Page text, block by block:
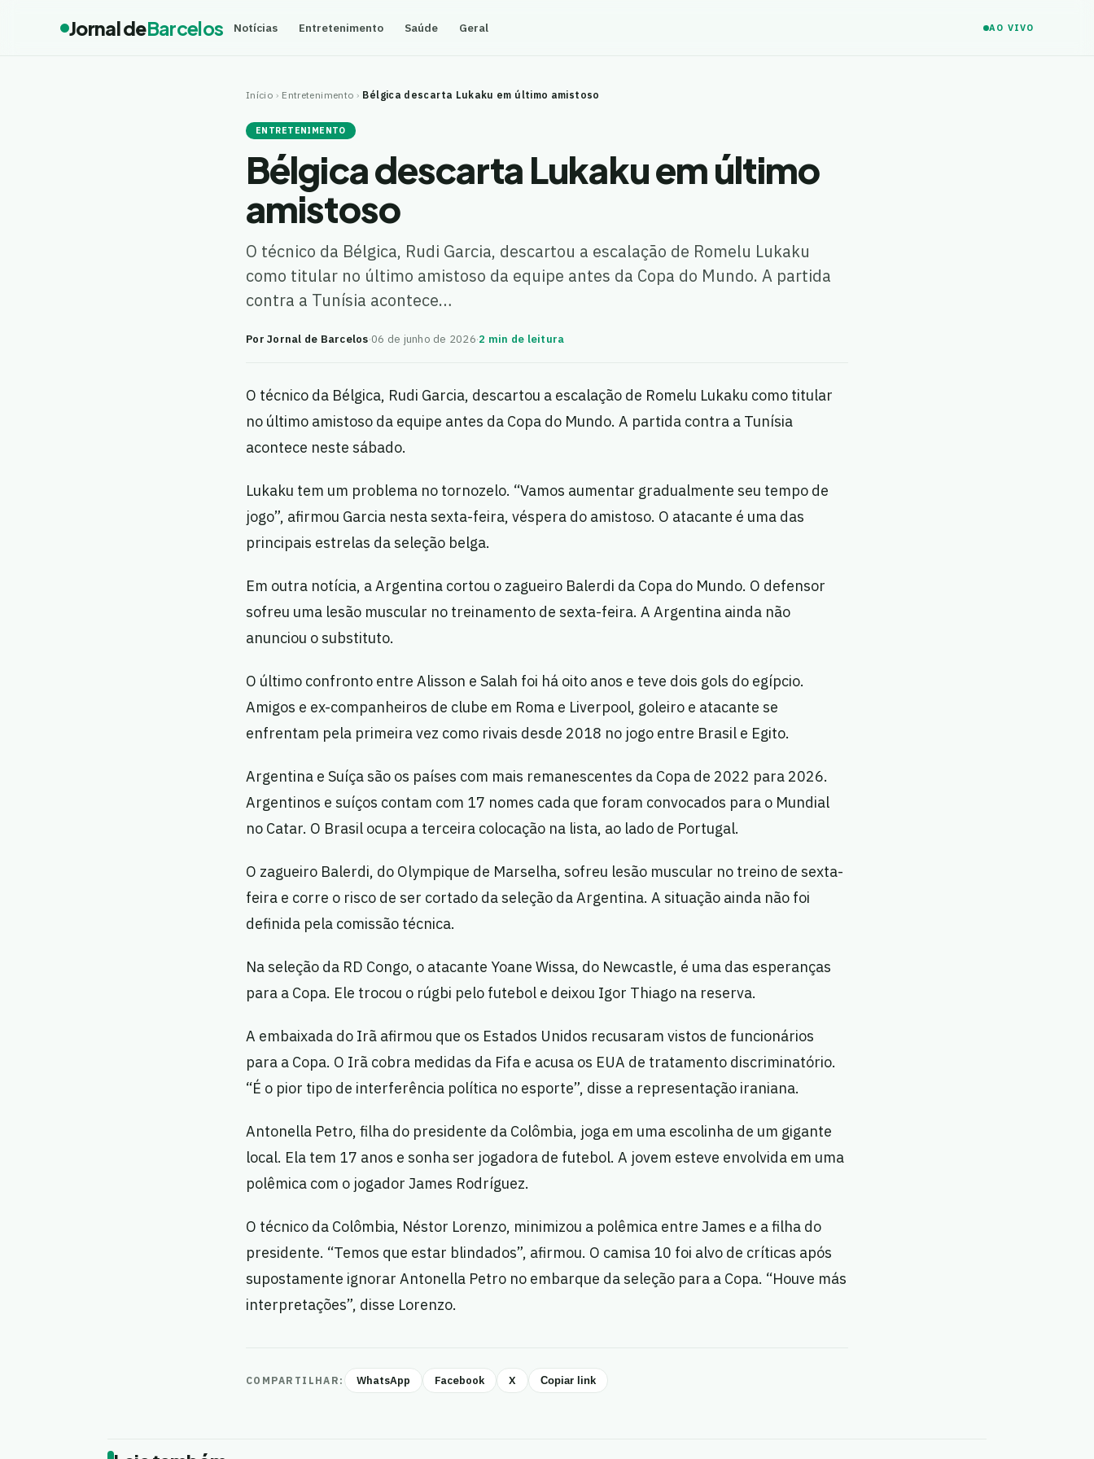
Jornal deBarcelos Notícias Entretenimento Saúde Geral AO VIVO
Início › Entretenimento › Bélgica descarta Lukaku em último amistoso
ENTRETENIMENTO
Bélgica descarta Lukaku em último
amistoso
O técnico da Bélgica, Rudi Garcia, descartou a escalação de Romelu Lukaku
como titular no último amistoso da equipe antes da Copa do Mundo. A partida
contra a Tunísia acontece…
Por Jornal de Barcelos·06 de junho de 2026·2 min de leitura
O técnico da Bélgica, Rudi Garcia, descartou a escalação de Romelu Lukaku como titular
no último amistoso da equipe antes da Copa do Mundo. A partida contra a Tunísia
acontece neste sábado.
Lukaku tem um problema no tornozelo. “Vamos aumentar gradualmente seu tempo de
jogo”, afirmou Garcia nesta sexta-feira, véspera do amistoso. O atacante é uma das
principais estrelas da seleção belga.
Em outra notícia, a Argentina cortou o zagueiro Balerdi da Copa do Mundo. O defensor
sofreu uma lesão muscular no treinamento de sexta-feira. A Argentina ainda não
anunciou o substituto.
O último confronto entre Alisson e Salah foi há oito anos e teve dois gols do egípcio.
Amigos e ex-companheiros de clube em Roma e Liverpool, goleiro e atacante se
enfrentam pela primeira vez como rivais desde 2018 no jogo entre Brasil e Egito.
Argentina e Suíça são os países com mais remanescentes da Copa de 2022 para 2026.
Argentinos e suíços contam com 17 nomes cada que foram convocados para o Mundial
no Catar. O Brasil ocupa a terceira colocação na lista, ao lado de Portugal.
O zagueiro Balerdi, do Olympique de Marselha, sofreu lesão muscular no treino de sexta-
feira e corre o risco de ser cortado da seleção da Argentina. A situação ainda não foi
definida pela comissão técnica.
Na seleção da RD Congo, o atacante Yoane Wissa, do Newcastle, é uma das esperanças
para a Copa. Ele trocou o rúgbi pelo futebol e deixou Igor Thiago na reserva.
A embaixada do Irã afirmou que os Estados Unidos recusaram vistos de funcionários
para a Copa. O Irã cobra medidas da Fifa e acusa os EUA de tratamento discriminatório.
“É o pior tipo de interferência política no esporte”, disse a representação iraniana.
Antonella Petro, filha do presidente da Colômbia, joga em uma escolinha de um gigante
local. Ela tem 17 anos e sonha ser jogadora de futebol. A jovem esteve envolvida em uma
polêmica com o jogador James Rodríguez.
O técnico da Colômbia, Néstor Lorenzo, minimizou a polêmica entre James e a filha do
presidente. “Temos que estar blindados”, afirmou. O camisa 10 foi alvo de críticas após
supostamente ignorar Antonella Petro no embarque da seleção para a Copa. “Houve más
interpretações”, disse Lorenzo.
COMPARTILHAR: WhatsApp Facebook X Copiar link